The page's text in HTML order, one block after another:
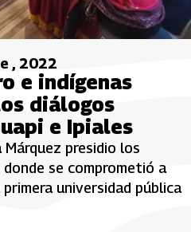
, 2022
e indígenas
diálogos
e Ipiales
presidio los
donde se comprometió a
universidad pública